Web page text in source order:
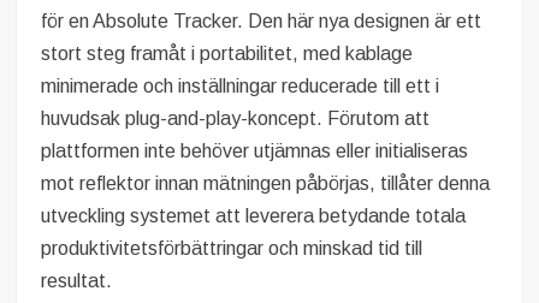
för en Absolute Tracker. Den här nya designen är ett
stort steg framåt i portabilitet, med kablage
minimerade och inställningar reducerade till ett i
huvudsak plug-and-play-koncept. Förutom att
plattformen inte behöver utjämnas eller initialiseras
mot reflektor innan mätningen påbörjas, tillåter denna
utveckling systemet att leverera betydande totala
produktivitetsförbättringar och minskad tid till
resultat.